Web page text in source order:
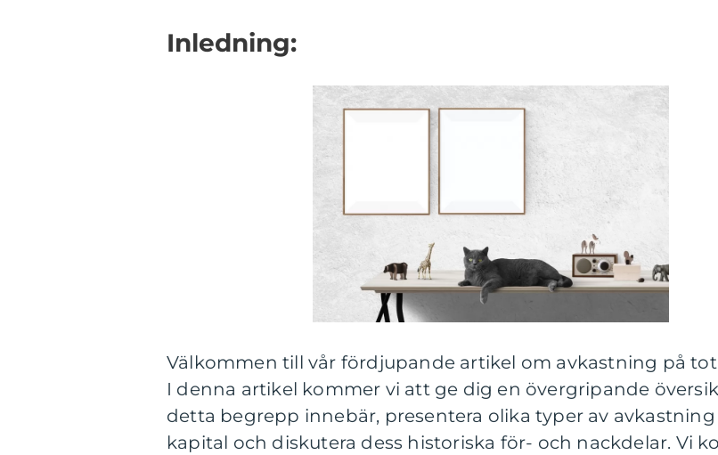
Inledning:
Välkommen till vår fördjupande artikel om avkastning på
I denna artikel kommer vi att ge dig en övergripande
detta begrepp innebär, presentera olika typer av
kapital och diskutera dess historiska för- och nackdelar. Vi